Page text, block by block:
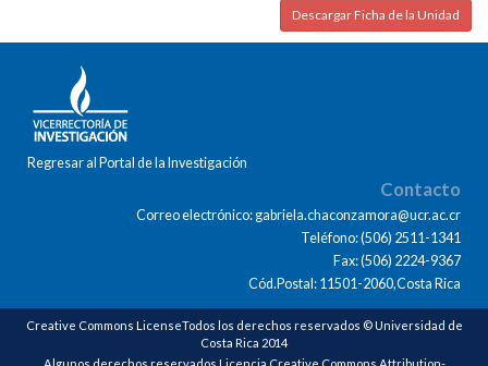
Descargar Ficha de la Unidad
Regresar al Portal de la Investigación
Contacto
Correo electrónico: gabriela.chaconzamora@ucr.ac.cr
Teléfono: (506) 2511-1341
Fax: (506) 2224-9367
Cód.Postal: 11501-2060,Costa Rica
Creative Commons LicenseTodos los derechos reservados © Universidad de
Costa Rica 2014